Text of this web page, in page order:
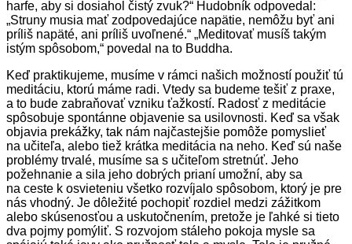
harfe, aby si dosiahol čistý zvuk?“ Hudobník odpovedal:
„Struny musia mať zodpovedajúce napätie, nemôžu byť ani
príliš napäté, ani príliš uvoľnené.“ „Meditovať musíš takým
istým spôsobom,“ povedal na to Buddha.
Keď praktikujeme, musíme v rámci našich možností použiť tú
meditáciu, ktorú máme radi. Vtedy sa budeme tešiť z praxe,
a to bude zabraňovať vzniku ťažkostí. Radosť z meditácie
spôsobuje spontánne objavenie sa usilovnosti. Keď sa však
objavia prekážky, tak nám najčastejšie pomôže pomyslieť
na učiteľa, alebo tiež krátka meditácia na neho. Keď sú naše
problémy trvalé, musíme sa s učiteľom stretnúť. Jeho
požehnanie a sila jeho dobrých prianí umožní, aby sa
na ceste k osvieteniu všetko rozvíjalo spôsobom, ktorý je pre
nás vhodný. Je dôležité pochopiť rozdiel medzi zážitkom
alebo skúsenosťou a uskutočnením, pretože je ľahké si tieto
dva pojmy pomýliť. S rozvojom stáleho pokoja mysle sa